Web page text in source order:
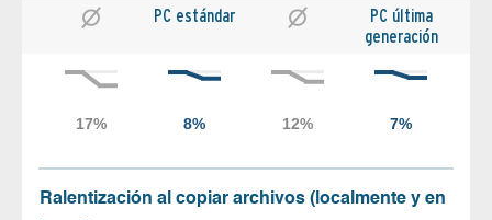
PC estándar
PC última
generación
Ralentización al copiar archivos (localmente y en